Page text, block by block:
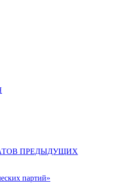
ПРЕДЫДУЩИХ
партий»